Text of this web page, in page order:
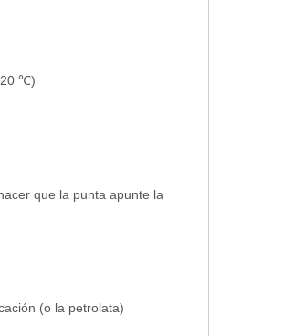
20 ℃)
que la punta apunte la
(o la petrolata)